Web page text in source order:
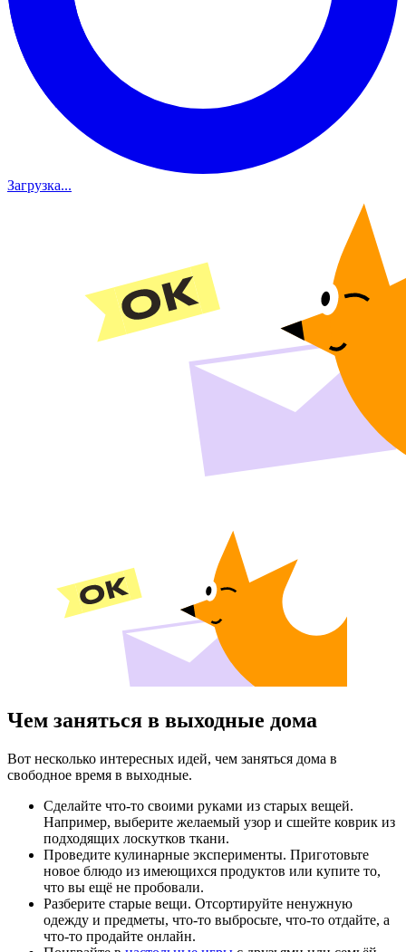
Загрузка...
Чем заняться в выходные дома
Вот несколько интересных идей, чем заняться дома в
свободное время в выходные.
Сделайте что-то своими руками из старых вещей.
Например, выберите желаемый узор и сшейте коврик из
подходящих лоскутков ткани.
Проведите кулинарные эксперименты. Приготовьте
новое блюдо из имеющихся продуктов или купите то,
что вы ещё не пробовали.
Разберите старые вещи. Отсортируйте ненужную
одежду и предметы, что-то выбросьте, что-то отдайте, а
что-то продайте онлайн.